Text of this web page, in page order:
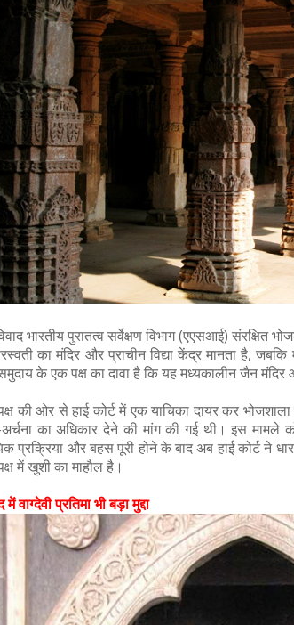
भारतीय पुरातत्व सर्वेक्षण विभाग (एएसआई) संरक्षित
का मंदिर और प्राचीन विद्या केंद्र मानता है,
के एक पक्ष का दावा है कि यह मध्यकालीन जैन
की ओर से हाई कोर्ट में एक याचिका दायर कर
का अधिकार देने की मांग की गई थी। इस
प्रक्रिया और बहस पूरी होने के बाद अब हाई कोर्ट ने
में खुशी का माहौल है।
में वाग्देवी प्रतिमा भी बड़ा मुद्दा
,
समाचार
लघुकथाकार सुपेकर राजस्थान में
सम्मानित
July 30, 2026
लघुकथाकार सुपेकर राजस्थान में सम्मानितउज्जैन। हिंदी पुस्तकालय
समिति, डीग, राजस्थान के …